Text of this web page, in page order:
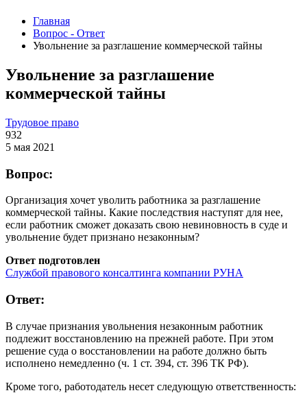
Главная
Вопрос - Ответ
Увольнение за разглашение коммерческой тайны
Увольнение за разглашение
коммерческой тайны
Трудовое право
932
5 мая 2021
Вопрос:
Организация хочет уволить работника за разглашение
коммерческой тайны. Какие последствия наступят для нее,
если работник сможет доказать свою невиновность в суде и
увольнение будет признано незаконным?
Ответ подготовлен
Службой правового консалтинга компании РУНА
Ответ:
В случае признания увольнения незаконным работник
подлежит восстановлению на прежней работе. При этом
решение суда о восстановлении на работе должно быть
исполнено немедленно (ч. 1 ст. 394, ст. 396 ТК РФ).
Кроме того, работодатель несет следующую ответственность: